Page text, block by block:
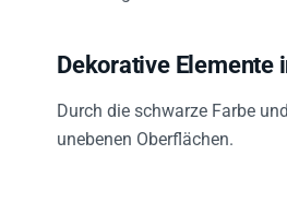
Dekorative Elemente
Durch die schwarze Farbe
unebenen Oberflächen.